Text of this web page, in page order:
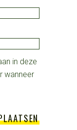
in deze
wanneer